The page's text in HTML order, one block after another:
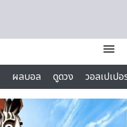
menu
ผลบอล ดูดวง
วอลเปเป